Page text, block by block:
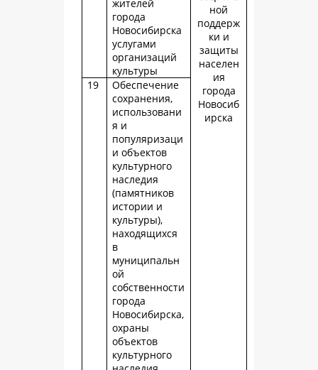
ной
поддерж
ки и
защиты
населен
ия
города
Новосиб
ирска
жителей
города
Новосибирска
услугами
организаций
культуры
19
Обеспечение
сохранения,
использовани
я и
популяризаци
и объектов
культурного
наследия
(памятников
истории и
культуры),
находящихся
в
муниципальн
ой
собственности
города
Новосибирска,
охраны
объектов
культурного